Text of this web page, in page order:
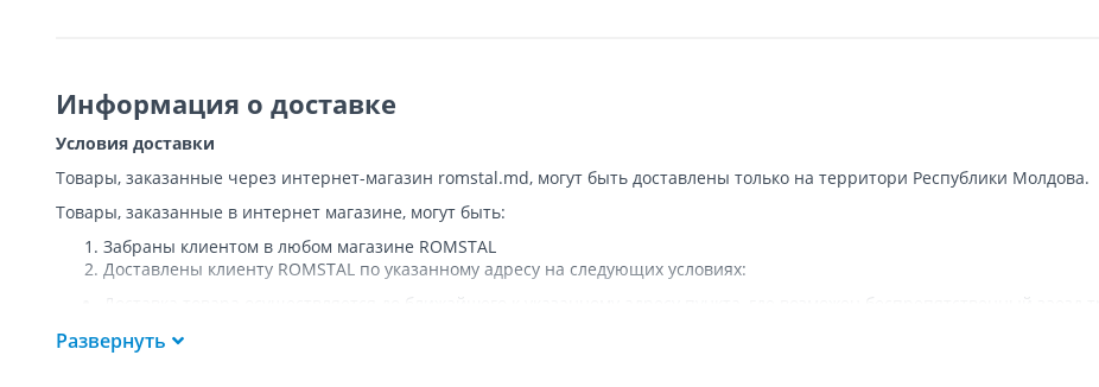
Информация о доставке
Условия доставки
Товары, заказанные через интернет-магазин romstal.md, могут быть доставлены только на территори Республики Молдова.
Товары, заказанные в интернет магазине, могут быть:
Забраны клиентом в любом магазине ROMSTAL
Доставлены клиенту ROMSTAL по указанному адресу на следующих условиях:
Доставка товара осуществляется до ближайшего к указанному адресу пункта, где возможен беспрепятственный заезд
Подъем товара на этаж или занос в дом
Развернуть